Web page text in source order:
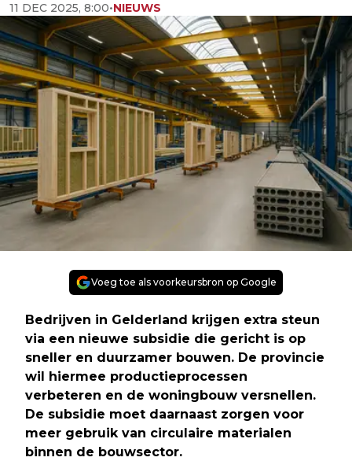
11 DEC 2025, 8:00•NIEUWS
Voeg toe als voorkeursbron op Google
Bedrijven in Gelderland krijgen extra steun
via een nieuwe subsidie die gericht is op
sneller en duurzamer bouwen. De provincie
wil hiermee productieprocessen
verbeteren en de woningbouw versnellen.
De subsidie moet daarnaast zorgen voor
meer gebruik van circulaire materialen
binnen de bouwsector.